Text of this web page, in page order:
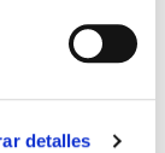
detalles